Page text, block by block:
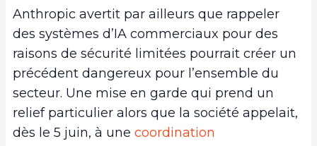
Anthropic avertit par ailleurs que rappeler
des systèmes d’IA commerciaux pour des
raisons de sécurité limitées pourrait créer un
précédent dangereux pour l’ensemble du
secteur. Une mise en garde qui prend un
relief particulier alors que la société appelait,
dès le 5 juin, à une coordination